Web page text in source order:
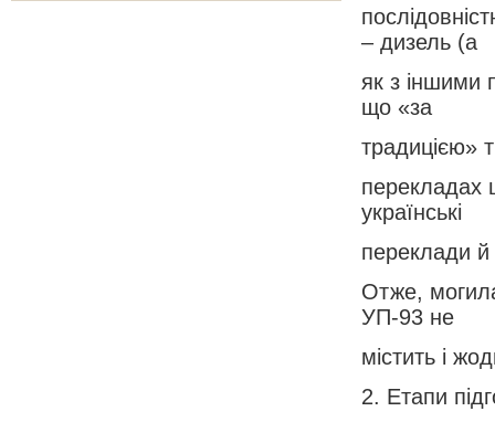
– дизель (а
як з іншими
що «за
традицією»
перекладах
українські
переклади й
Отже,
УП-93 не
містить і
2. Етапи